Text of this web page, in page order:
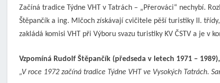
Začíná tradice Týdne VHT v Tatrách – „Přerováci“ nechybí.
Štěpančík a ing. Mlčoch získávají cvičitele pěší turistiky II.
zakládá komisi VHT při Výboru svazu turistiky KV ČSTV a je v
Vzpomíná Rudolf Štěpančík (předseda v letech 1971 –
„V roce 1972 začíná tradice Týdne VHT ve Vysokých Tatrách.